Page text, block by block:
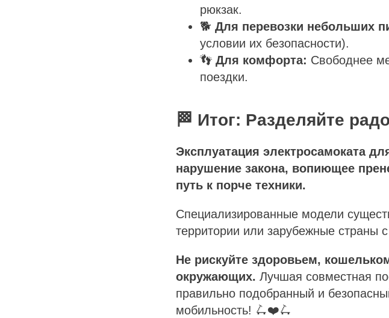
рюкзак.
🐕 Для перевозки небольших
условии их безопасности).
👣 Для комфорта: Свободнее
поездки.
🏁 Итог: Разделяйте
Эксплуатация электросамоката
нарушение закона, вопиющее
путь к порче техники.
Специализированные модели
территории или зарубежные страны
Не рискуйте здоровьем,
окружающих. Лучшая совместная
правильно подобранный и
мобильность! 🛴❤️🛴